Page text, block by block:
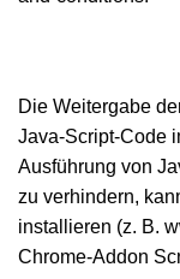
Die Weitergabe
Java-Script-Code
Ausführung von
zu verhindern,
installieren (z. B.
Chrome-Addon